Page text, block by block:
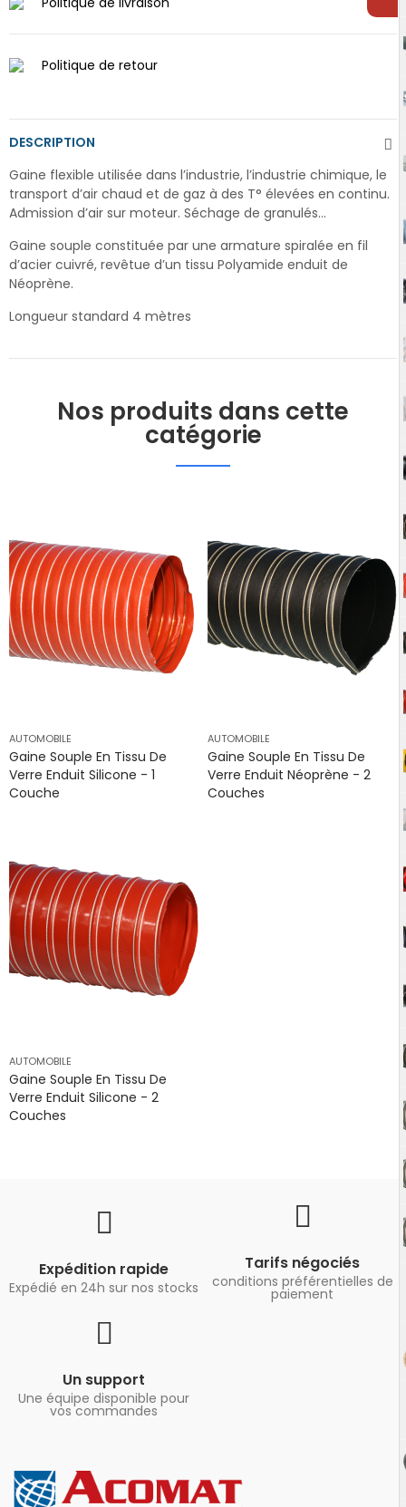
Politique de retour
DESCRIPTION
Gaine flexible utilisée dans l’industrie, l’industrie chimique, le
transport d’air chaud et de gaz à des T° élevées en continu.
Admission d’air sur moteur. Séchage de granulés...
Gaine souple constituée par une armature spiralée en fil
d’acier cuivré, revêtue d’un tissu Polyamide enduit de
Néoprène.
Longueur standard 4 mètres
Nos produits dans cette
catégorie
AUTOMOBILE
Gaine Souple En Tissu De
Verre Enduit Silicone - 1
Couche
AUTOMOBILE
Gaine Souple En Tissu De
Verre Enduit Néoprène - 2
Couches
AUTOMOBILE
Gaine Souple En Tissu De
Verre Enduit Silicone - 2
Couches
Expédition rapide
Expédié en 24h sur nos stocks
Tarifs négociés
conditions préférentielles de
paiement
Un support
Une équipe disponible pour
vos commandes